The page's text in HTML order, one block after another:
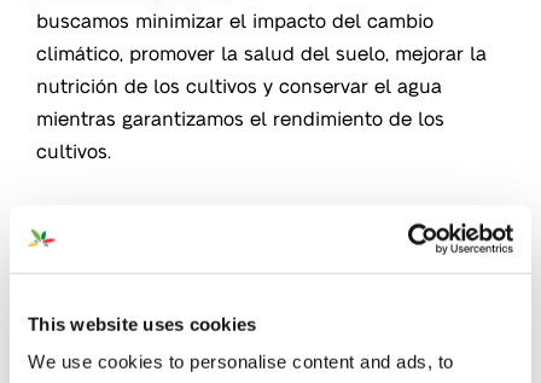
This website uses cookies
We use cookies to personalise content and ads, to
buscamos minimizar el impacto del cambio
climático, promover la salud del suelo, mejorar la
nutrición de los cultivos y conservar el agua
mientras garantizamos el rendimiento de los
cultivos.